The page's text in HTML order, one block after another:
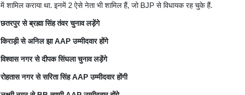
में शामिल कराया था. इनमें 2 ऐसे नेता भी शामिल हैं, जो BJP से विधायक रह चुके हैं.
छतरपुर से ब्रह्मा सिंह तंवर चुनाव लड़ेंगे
किराड़ी से अनिल झा AAP उम्मीदवार होंगे
विश्वास नगर से दीपक सिंघला चुनाव लड़ेंगे
रोहतास नगर से सरिता सिंह AAP उम्मीदवार होंगी